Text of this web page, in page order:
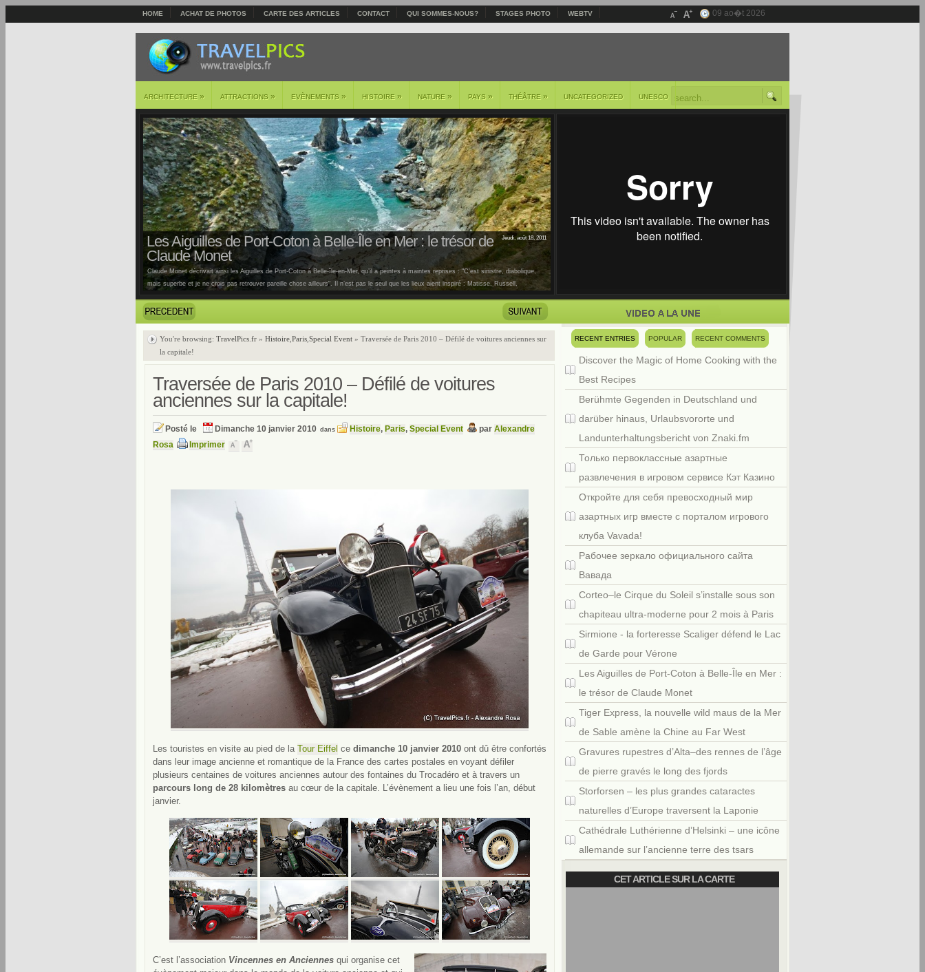
HOME ACHAT DE PHOTOS CARTE DES ARTICLES CONTACT QUI SOMMES-NOUS? STAGES PHOTO WEBTV 09 ao�t 2026
ARCHITECTURE » ATTRACTIONS » EVÈNEMENTS » HISTOIRE » NATURE » PAYS » THÉÂTRE » UNCATEGORIZED UNESCO
Jeudi, août 18, 2011
Les Aiguilles de Port-Coton à Belle-Île en Mer : le trésor de
Claude Monet
Claude Monet décrivait ainsi les Aiguilles de Port-Coton à Belle-île-en-Mer, qu’il a peintes à maintes reprises : "C’est sinistre, diabolique,
mais superbe et je ne crois pas retrouver pareille chose ailleurs". Il n’est pas le seul que les lieux aient inspiré : Matisse, Russell,
You're browsing: TravelPics.fr » Histoire Paris Special Event » Traversée de Paris 2010 – Défilé de voitures anciennes sur
la capitale!
Traversée de Paris 2010 – Défilé de voitures
anciennes sur la capitale!
Posté le Dimanche 10 janvier 2010 dans Histoire, Paris, Special Event par Alexandre
Rosa
Imprimer
Les touristes en visite au pied de la Tour Eiffel ce dimanche 10 janvier 2010 ont dû être confortés
dans leur image ancienne et romantique de la France des cartes postales en voyant défiler
plusieurs centaines de voitures anciennes autour des fontaines du Trocadéro et à travers un
parcours long de 28 kilomètres au cœur de la capitale. L’évènement a lieu une fois l’an, début
janvier.
C’est l’association Vincennes en Anciennes qui organise cet
RECENT ENTRIES POPULAR RECENT COMMENTS
Discover the Magic of Home Cooking with the
Best Recipes
Berühmte Gegenden in Deutschland und
darüber hinaus, Urlaubsvororte und
Landunterhaltungsbericht von Znaki.fm
Только первоклассные азартные
развлечения в игровом сервисе Кэт Казино
Откройте для себя превосходный мир
азартных игр вместе с порталом игрового
клуба Vavada!
Рабочее зеркало официального сайта
Вавада
Corteo–le Cirque du Soleil s’installe sous son
chapiteau ultra-moderne pour 2 mois à Paris
Sirmione - la forteresse Scaliger défend le Lac
de Garde pour Vérone
Les Aiguilles de Port-Coton à Belle-Île en Mer :
le trésor de Claude Monet
Tiger Express, la nouvelle wild maus de la Mer
de Sable amène la Chine au Far West
Gravures rupestres d’Alta–des rennes de l’âge
de pierre gravés le long des fjords
Storforsen – les plus grandes cataractes
naturelles d’Europe traversent la Laponie
Cathédrale Luthérienne d’Helsinki – une icône
allemande sur l’ancienne terre des tsars
CET ARTICLE SUR LA CARTE